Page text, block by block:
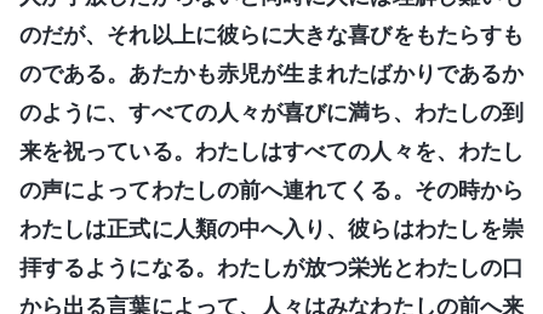
のだが、それ以上に彼らに大きな喜びをもたらすも
のである。あたかも赤児が生まれたばかりであるか
のように、すべての人々が喜びに満ち、わたしの到
来を祝っている。わたしはすべての人々を、わたし
の声によってわたしの前へ連れてくる。その時から
わたしは正式に人類の中へ入り、彼らはわたしを崇
拝するようになる。わたしが放つ栄光とわたしの口
から出る言葉によって、人々はみなわたしの前へ来